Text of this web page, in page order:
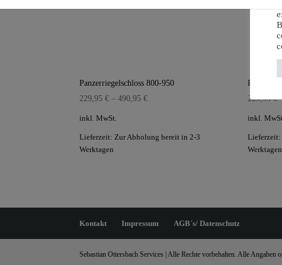
Panzerriegelschloss 800-950
229,95€ –490,95€
inkl. MwSt.
Lieferzeit:Zur Abholung bereit in 2-3
Werktagen
229,95€
inkl. MwSt.
Lieferzeit:
Werktagen
Kontakt Impressum AGB´s/ Datenschutz
Sebastian Ottersbach Services | Alle Rechte vorbehalten. Alle